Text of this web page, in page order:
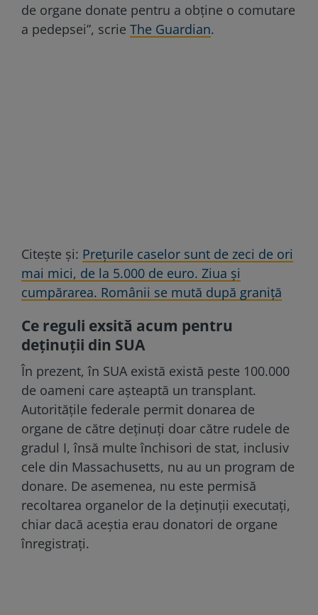
de organe donate pentru a obține o comutare
a pedepsei”, scrie The Guardian.
Citeşte şi: Prețurile caselor sunt de zeci de ori
mai mici, de la 5.000 de euro. Ziua și
cumpărarea. Românii se mută după graniță
Ce reguli exsită acum pentru
deţinuţii din SUA
În prezent, în SUA există există peste 100.000
de oameni care așteaptă un transplant.
Autoritățile federale permit donarea de
organe de către deținuți doar către rudele de
gradul I, însă multe închisori de stat, inclusiv
cele din Massachusetts, nu au un program de
donare. De asemenea, nu este permisă
recoltarea organelor de la deținuții executați,
chiar dacă aceștia erau donatori de organe
înregistrați.